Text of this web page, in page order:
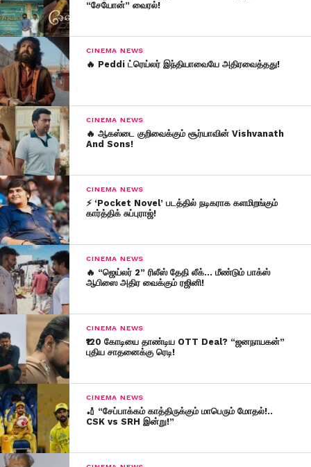
“சேயோன்” வைரல்!
CINEMA NEWS
🔥 Peddi ட்ரெய்லர் இந்தியாவையே அதிரவைத்தது!
CINEMA NEWS
🔥 ஆகஸ்டை குறிவைக்கும் சூர்யாவின் Vishvanath
And Sons!
CINEMA NEWS
⚡ ‘Pocket Novel’ படத்தில் நடிகராக களமிறங்கும்
கார்த்திக் சுப்புராஜ்!
CINEMA NEWS
🔥 “ஜெய்லர் 2” ரிலீஸ் தேதி லீக்… மீண்டும் பாக்ஸ்
ஆபிஸை அதிர வைக்கும் ரஜினி!
CINEMA NEWS
₹120 கோடியை தாண்டிய OTT Deal? “ஜனநாயகன்”
புதிய சாதனைக்கு ரெடி!
CINEMA NEWS
🏏 “சேப்பாக்கம் காத்திருக்கும் மாபெரும் மோதல்!..
CSK vs SRH இன்று!”